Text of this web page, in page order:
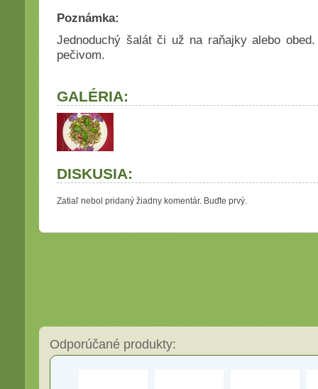
Poznámka:
Jednoduchý šalát či už na raňajky alebo
pečivom.
GALÉRIA:
DISKUSIA:
Zatiaľ nebol pridaný žiadny komentár. Buďte prvý.
Odporúčané produkty: